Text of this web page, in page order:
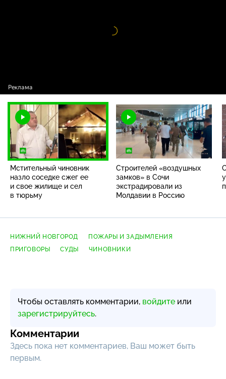
Видео
проигрыватель
Мстительный чиновник
назло соседке сжег ее
и свое жилище и сел
в тюрьму
Строителей «воздушных
замков» в Сочи
экстрадировали из
Молдавии в Россию
НИЖНИЙ НОВГОРОД
ПОЖАРЫ И ЗАДЫМЛЕНИЯ
ПРИГОВОРЫ
СУДЫ ЧИНОВНИКИ
Чтобы оставлять комментарии, войдите или
зарегистрируйтесь.
Комментарии
Здесь пока нет комментариев, Ваш может быть
первым.